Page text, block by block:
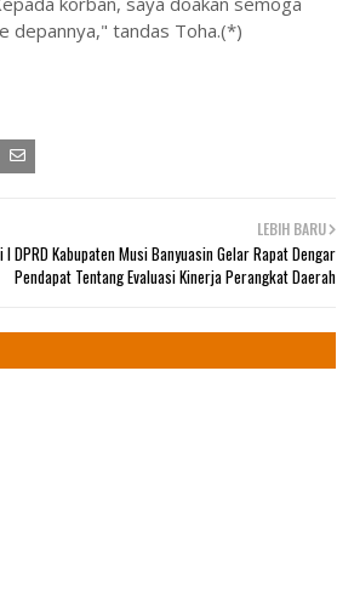
depannya," tandas Toha.(*)
LEBIH BARU
I DPRD Kabupaten Musi Banyuasin Gelar Rapat Dengar
Pendapat Tentang Evaluasi Kinerja Perangkat Daerah